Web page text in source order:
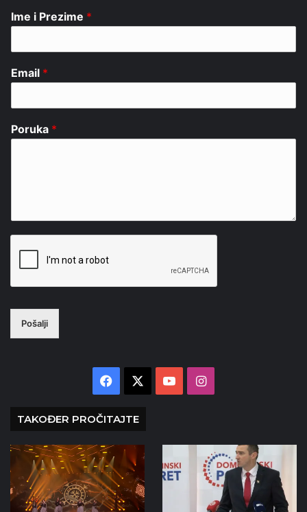
Ime i Prezime *
Email *
Poruka *
Pošalji
Facebook YouTubeInstagram
TAKOĐER PROČITAJTE